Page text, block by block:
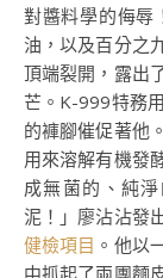
對醬料學的侮辱
油，以及百分之
頂端裂開，露出
芒。K-999特務
的褲腳催促著他
用來溶解有機發
成無菌的、純
泥！」廖沾沾發
健檢項目 。他以
中抓起了兩團麵